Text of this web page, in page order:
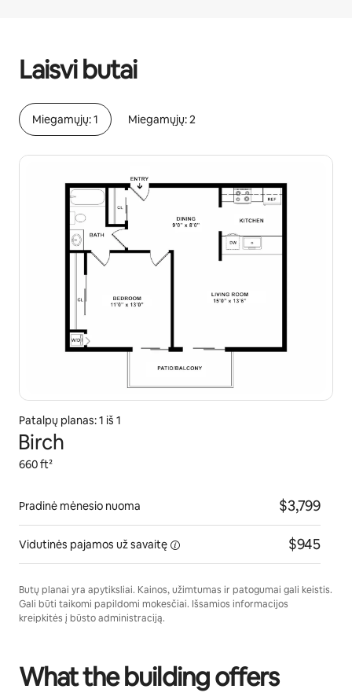
Laisvi butai
Miegamųjų: 1 Miegamųjų: 2
Patalpų planas: 1 iš 1
Birch
660 ft²
Pradinė mėnesio nuoma $3,799
Vidutinės pajamos už savaitę $945
Butų planai yra apytiksliai. Kainos, užimtumas ir patogumai gali keistis.
Gali būti taikomi papildomi mokesčiai. Išsamios informacijos
kreipkitės į būsto administraciją.
What the building offers